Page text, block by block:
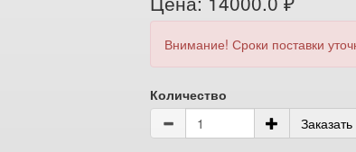
Внимание! Сроки поставки
Количество
Заказать